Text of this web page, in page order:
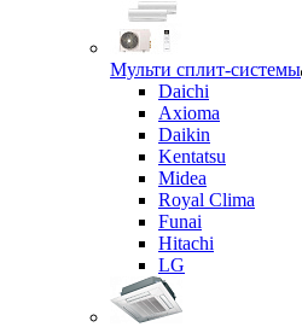
Мульти сплит-системы
Daichi
Axioma
Daikin
Kentatsu
Midea
Royal Clima
Funai
Hitachi
LG